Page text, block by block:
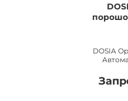
DOSIA